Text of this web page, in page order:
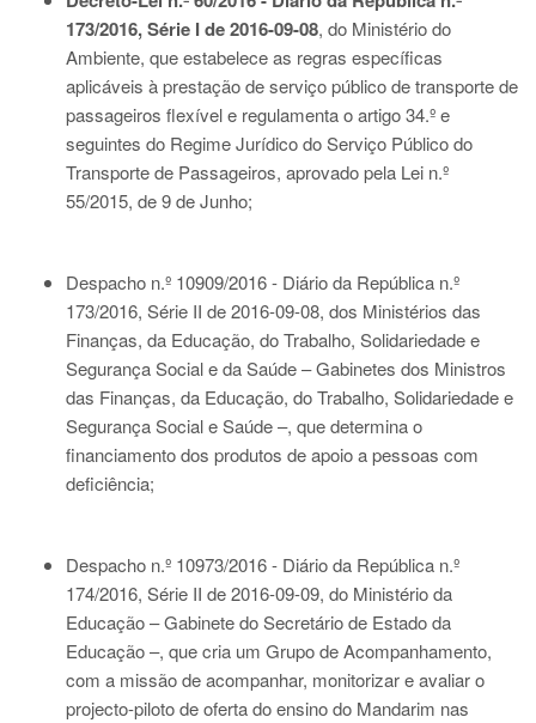
173/2016, Série I de 2016-09-08, do Ministério do
Ambiente, que estabelece as regras específicas
aplicáveis à prestação de serviço público de transporte de
passageiros flexível e regulamenta o artigo 34.º e
seguintes do Regime Jurídico do Serviço Público do
Transporte de Passageiros, aprovado pela Lei n.º
55/2015, de 9 de Junho;
Despacho n.º 10909/2016 - Diário da República n.º
173/2016, Série II de 2016-09-08, dos Ministérios das
Finanças, da Educação, do Trabalho, Solidariedade e
Segurança Social e da Saúde – Gabinetes dos Ministros
das Finanças, da Educação, do Trabalho, Solidariedade e
Segurança Social e Saúde –, que determina o
financiamento dos produtos de apoio a pessoas com
deficiência;
Despacho n.º 10973/2016 - Diário da República n.º
174/2016, Série II de 2016-09-09, do Ministério da
Educação – Gabinete do Secretário de Estado da
Educação –, que cria um Grupo de Acompanhamento,
com a missão de acompanhar, monitorizar e avaliar o
projecto-piloto de oferta do ensino do Mandarim nas